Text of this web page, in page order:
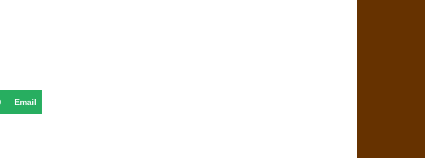
Email